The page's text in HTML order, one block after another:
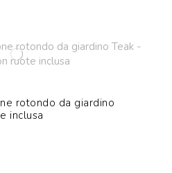
rotondo da giardino
inclusa